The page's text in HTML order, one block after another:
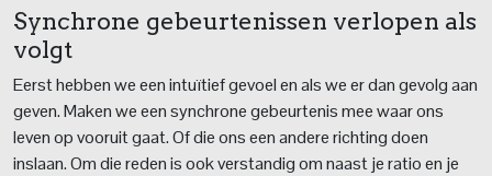
Synchrone gebeurtenissen verlopen als
volgt
Eerst hebben we een intuïtief gevoel en als we er dan gevolg aan
geven. Maken we een synchrone gebeurtenis mee waar ons
leven op vooruit gaat. Of die ons een andere richting doen
inslaan. Om die reden is ook verstandig om naast je ratio en je